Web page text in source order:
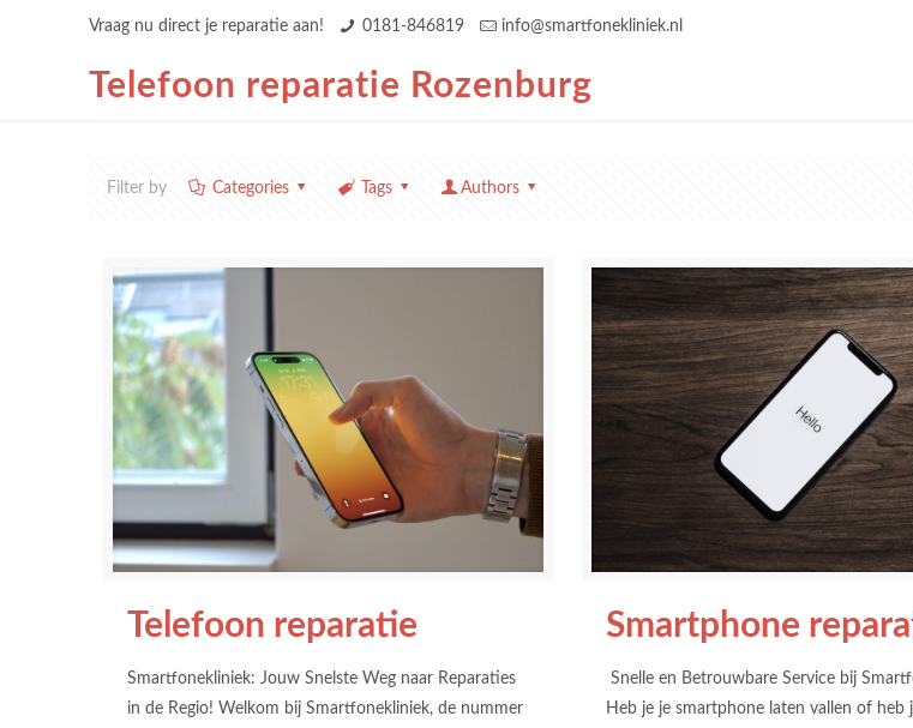
Vraag nu direct je reparatie aan! 0181-846819 info@smartfonekliniek.nl
Telefoon reparatie Rozenburg
Filter by Categories Tags Authors
Telefoon reparatie
Smartfonekliniek: Jouw Snelste Weg naar Reparaties
in de Regio! Welkom bij Smartfonekliniek, de nummer
Smartphone
Snelle en Betrouwbare Service bij
Heb je je smartphone laten vallen of heb